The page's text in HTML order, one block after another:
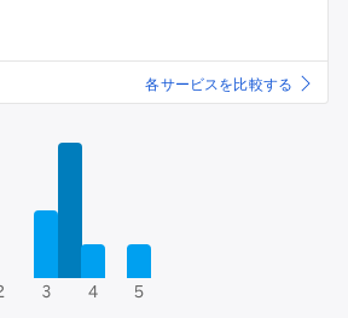
各サービスを比較する
3 4 5